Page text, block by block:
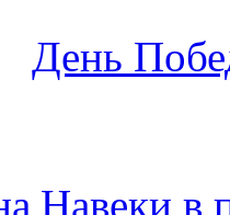
День
Навеки в